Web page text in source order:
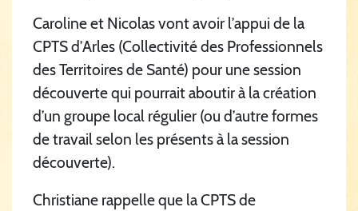
Caroline et Nicolas vont avoir l’appui de la
CPTS d’Arles (Collectivité des Professionnels
des Territoires de Santé) pour une session
découverte qui pourrait aboutir à la création
d’un groupe local régulier (ou d’autre formes
de travail selon les présents à la session
découverte).
Christiane rappelle que la CPTS de